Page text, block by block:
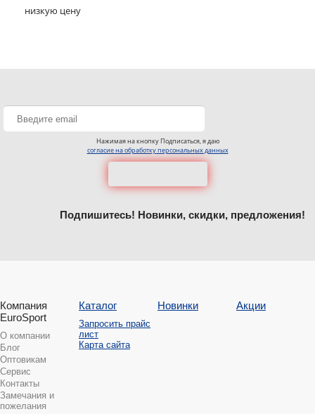
низкую цену
Нажимая на кнопку Подписаться, я даю
согласие на обработку персональных данных
Подпишитесь! Новинки, скидки, предложения!
Компания
EuroSport
О компании
Блог
Оптовикам
Сервис
Контакты
Замечания и
пожелания
Каталог
Запросить прайс
лист
Карта сайта
Новинки Акции